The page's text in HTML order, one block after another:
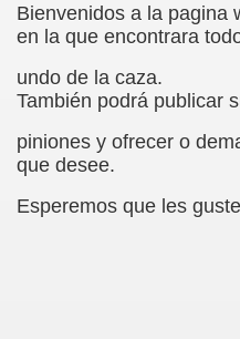
Bienvenidos a la pagina
en la que encontrara
undo de la caza.
También podrá publicar
piniones y ofrecer o
que desee.
Esperemos que les